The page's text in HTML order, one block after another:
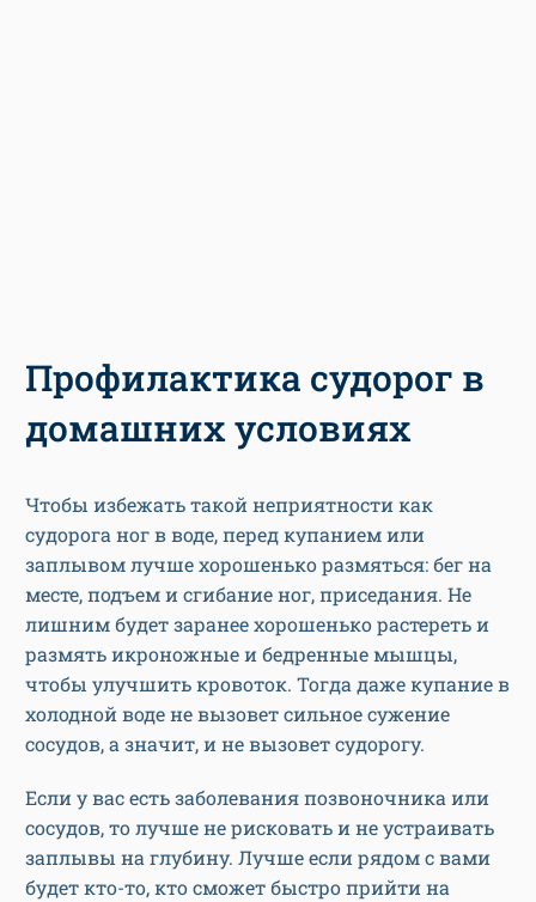
Профилактика судорог в
домашних условиях
Чтобы избежать такой неприятности как
судорога ног в воде, перед купанием или
заплывом лучше хорошенько размяться: бег на
месте, подъем и сгибание ног, приседания. Не
лишним будет заранее хорошенько растереть и
размять икроножные и бедренные мышцы,
чтобы улучшить кровоток. Тогда даже купание в
холодной воде не вызовет сильное сужение
сосудов, а значит, и не вызовет судорогу.
Если у вас есть заболевания позвоночника или
сосудов, то лучше не рисковать и не устраивать
заплывы на глубину. Лучше если рядом с вами
будет кто-то, кто сможет быстро прийти на